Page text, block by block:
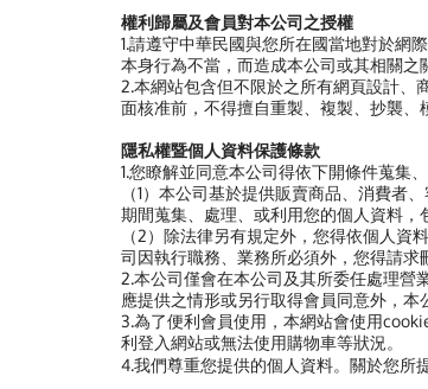
權利歸屬及會員對本公司之授權
1.請遵守中華民國與您所在國當地對於網
本身行為不當，而造成本公司或其相關之
2.本網站包含但不限於之所有網頁設計、
面核准前，不得擅自重製、複製、抄襲、
隱私權暨個人資料保護條款
1.您瞭解並同意本公司得依下開條件蒐集
（1）本公司基於提供販賣商品、消費
期間蒐集、處理、或利用您的個人資料，
（2）除法律另有規定外，您得依個人
司因執行職務、業務所必須外，您得請求
2.本公司僅會在本公司及其所委任處理營
應提供之情形或另行取得會員同意外，本
3.為了便利會員使用，本網站會使用
利登入網站或無法使用購物車等狀況。
4.我們尊重您提供的個人資料。關於您所